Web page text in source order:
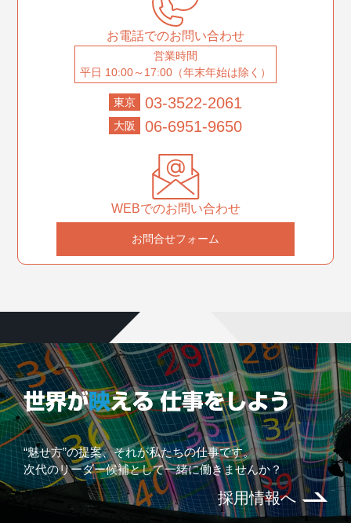
お電話でのお問い合わせ
営業時間
平日 10:00～17:00（年末年始は除く）
東京 03-3522-2061
大阪 06-6951-9650
WEBでのお問い合わせ
お問合せフォーム
“魅せ方”の提案、それが私たちの仕事です。
次代のリーダー候補として一緒に働きませんか？
採用情報へ